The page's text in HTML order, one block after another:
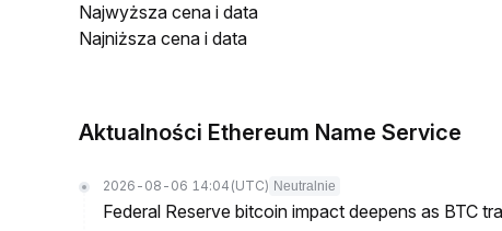
Najwyższa cena i data
Najniższa cena i data
Aktualności Ethereum Name Service
2026-08-06 14:04 (UTC) Neutralnie
Federal Reserve bitcoin impact deepens as BTC